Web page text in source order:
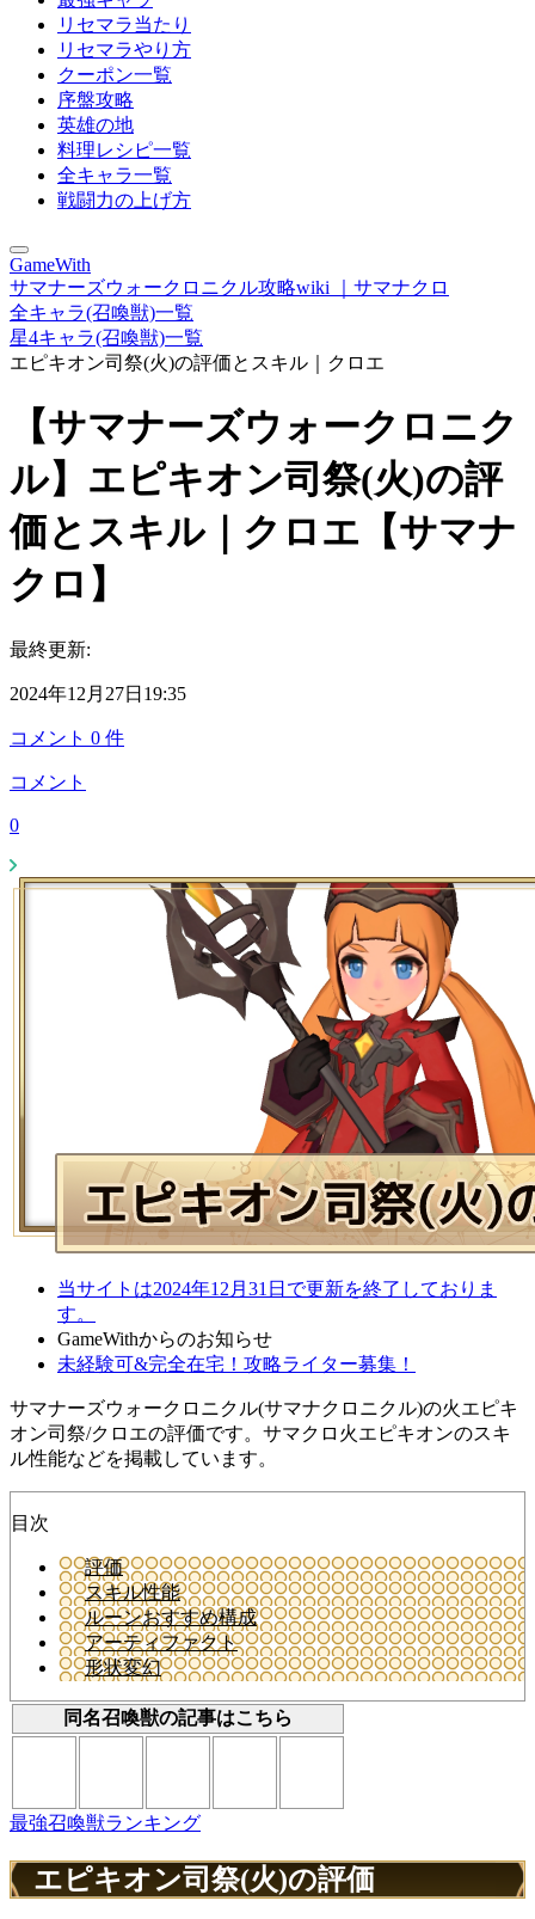
リセマラ当たり
リセマラやり方
クーポン一覧
序盤攻略
英雄の地
料理レシピ一覧
全キャラ一覧
戦闘力の上げ方
GameWith
サマナーズウォークロニクル攻略wiki ｜サマナクロ
全キャラ(召喚獣)一覧
星4キャラ(召喚獣)一覧
エピキオン司祭(火)の評価とスキル｜クロエ
【サマナーズウォークロニク
ル】エピキオン司祭(火)の評
価とスキル｜クロエ【サマナ
クロ】
最終更新:
2024年12月27日19:35
コメント 0 件
コメント
0
当サイトは2024年12月31日で更新を終了しておりま
す。
GameWithからのお知らせ
未経験可&完全在宅！攻略ライター募集！
サマナーズウォークロニクル(サマナクロニクル)の火エピキ
オン司祭/クロエの評価です。サマクロ火エピキオンのスキ
ル性能などを掲載しています。
目次
評価
スキル性能
ルーンおすすめ構成
アーティファクト
形状変幻
同名召喚獣の記事はこちら
最強召喚獣ランキング
エピキオン司祭(火)の評価